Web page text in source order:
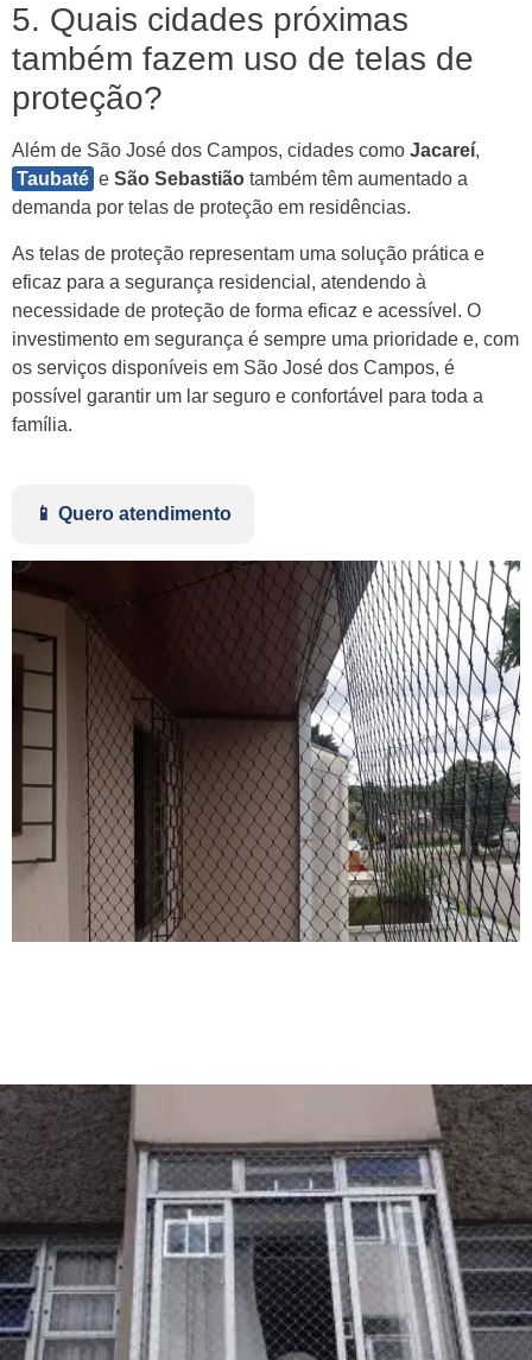
5. Quais cidades próximas
também fazem uso de telas de
proteção?
Além de São José dos Campos, cidades como Jacareí,
Taubaté e São Sebastião também têm aumentado a
demanda por telas de proteção em residências.
As telas de proteção representam uma solução prática e
eficaz para a segurança residencial, atendendo à
necessidade de proteção de forma eficaz e acessível. O
investimento em segurança é sempre uma prioridade e, com
os serviços disponíveis em São José dos Campos, é
possível garantir um lar seguro e confortável para toda a
família.
📱 Quero atendimento